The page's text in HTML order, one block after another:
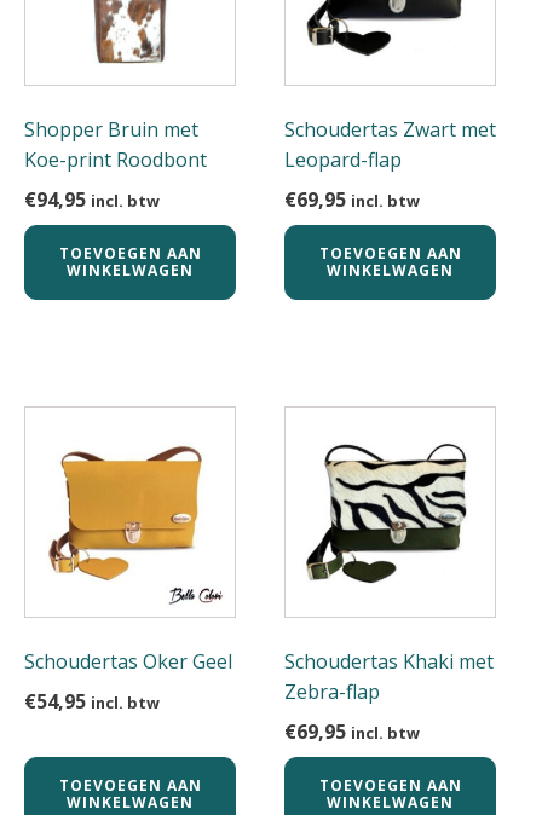
Shopper Bruin met
Koe-print Roodbont
€94,95 incl. btw
TOEVOEGEN AAN
WINKELWAGEN
Schoudertas Zwart met
Leopard-flap
€69,95 incl. btw
TOEVOEGEN AAN
WINKELWAGEN
Schoudertas Oker Geel
€54,95 incl. btw
TOEVOEGEN AAN
WINKELWAGEN
Schoudertas Khaki met
Zebra-flap
€69,95 incl. btw
TOEVOEGEN AAN
WINKELWAGEN